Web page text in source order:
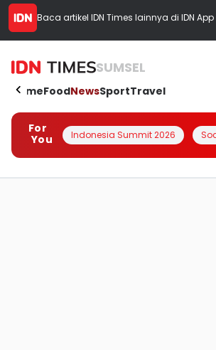
Baca artikel IDN Times lainnya di IDN App
SUMSEL
HomeFoodNewsSportTravel
For
You
Indonesia Summit 2026